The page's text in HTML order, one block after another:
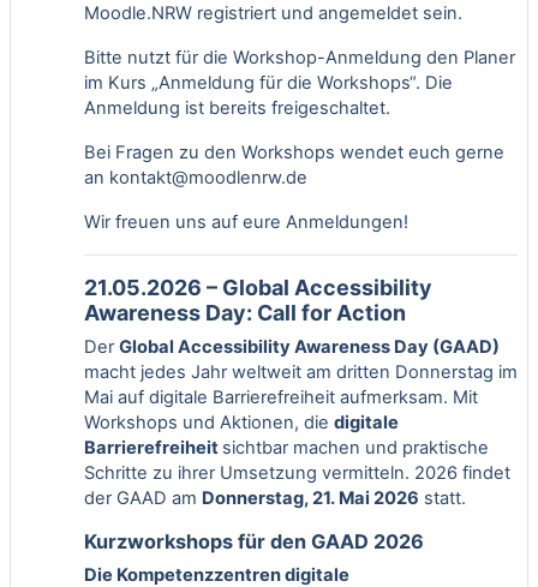
Moodle.NRW registriert und angemeldet sein.
Bitte nutzt für die Workshop-Anmeldung den Planer
im Kurs „Anmeldung für die Workshops“. Die
Anmeldung ist bereits freigeschaltet.
Bei Fragen zu den Workshops wendet euch gerne
an kontakt@moodlenrw.de
Wir freuen uns auf eure Anmeldungen!
21.05.2026 – Global Accessibility
Awareness Day: Call for Action
Der Global Accessibility Awareness Day (GAAD)
macht jedes Jahr weltweit am dritten Donnerstag im
Mai auf digitale Barrierefreiheit aufmerksam. Mit
Workshops und Aktionen, die digitale
Barrierefreiheit sichtbar machen und praktische
Schritte zu ihrer Umsetzung vermitteln. 2026 findet
der GAAD am Donnerstag, 21. Mai 2026 statt.
Kurzworkshops für den GAAD 2026
Die Kompetenzzentren digitale